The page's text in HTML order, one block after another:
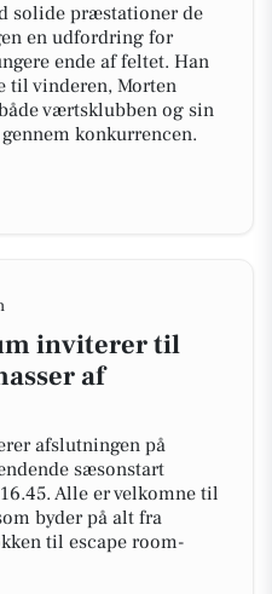
solide præstationer de
en udfordring for
ende af feltet. Han
til vinderen, Morten
værtsklubben og sin
konkurrencen.
inviterer til
af
afslutningen på
sæsonstart
Alle er velkomne til
byder på alt fra
til escape room-